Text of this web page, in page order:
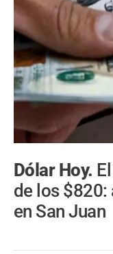
Dólar Hoy.
de los
en San Juan